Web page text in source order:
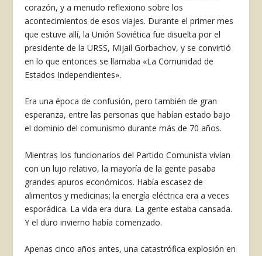
corazón, y a menudo reflexiono sobre los
acontecimientos de esos viajes. Durante el primer mes
que estuve allí, la Unión Soviética fue disuelta por el
presidente de la URSS, Mijail Gorbachov, y se convirtió
en lo que entonces se llamaba «La Comunidad de
Estados Independientes».
Era una época de confusión, pero también de gran
esperanza, entre las personas que habían estado bajo
el dominio del comunismo durante más de 70 años.
Mientras los funcionarios del Partido Comunista vivían
con un lujo relativo, la mayoría de la gente pasaba
grandes apuros económicos. Había escasez de
alimentos y medicinas; la energía eléctrica era a veces
esporádica. La vida era dura. La gente estaba cansada.
Y el duro invierno había comenzado.
Apenas cinco años antes, una catastrófica explosión en